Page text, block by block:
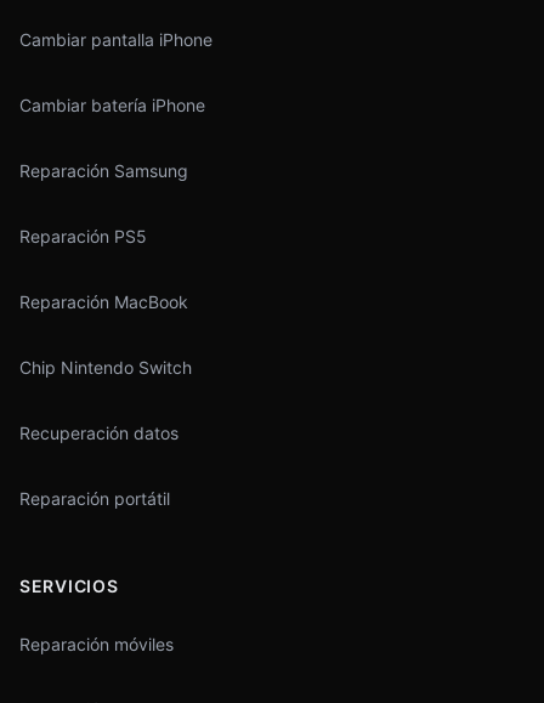
Cambiar pantalla iPhone
Cambiar batería iPhone
Reparación Samsung
Reparación PS5
Reparación MacBook
Chip Nintendo Switch
Recuperación datos
Reparación portátil
SERVICIOS
Reparación móviles